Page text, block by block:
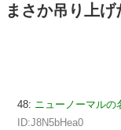
まさか吊り上
48: ニューノーマルの
ID:J8N5bHea0